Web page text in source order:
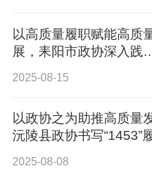
以高质量履职赋能高质
展，耒阳市政协深入践
2025-08-15
以政协之为助推高质量
沅陵县政协书写“1453”
2025-08-08